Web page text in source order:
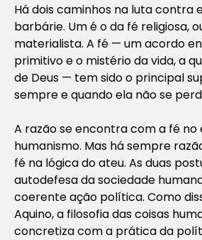
Há dois caminhos na luta contra
barbárie. Um é o da fé religiosa,
materialista. A fé — um acordo
primitivo e o mistério da vida, a
de Deus — tem sido o principal
sempre e quando ela não se
A razão se encontra com a fé no
humanismo. Mas há sempre
fé na lógica do ateu. As duas
autodefesa da sociedade
coerente ação política. Como
Aquino, a filosofia das coisas
concretiza com a prática da